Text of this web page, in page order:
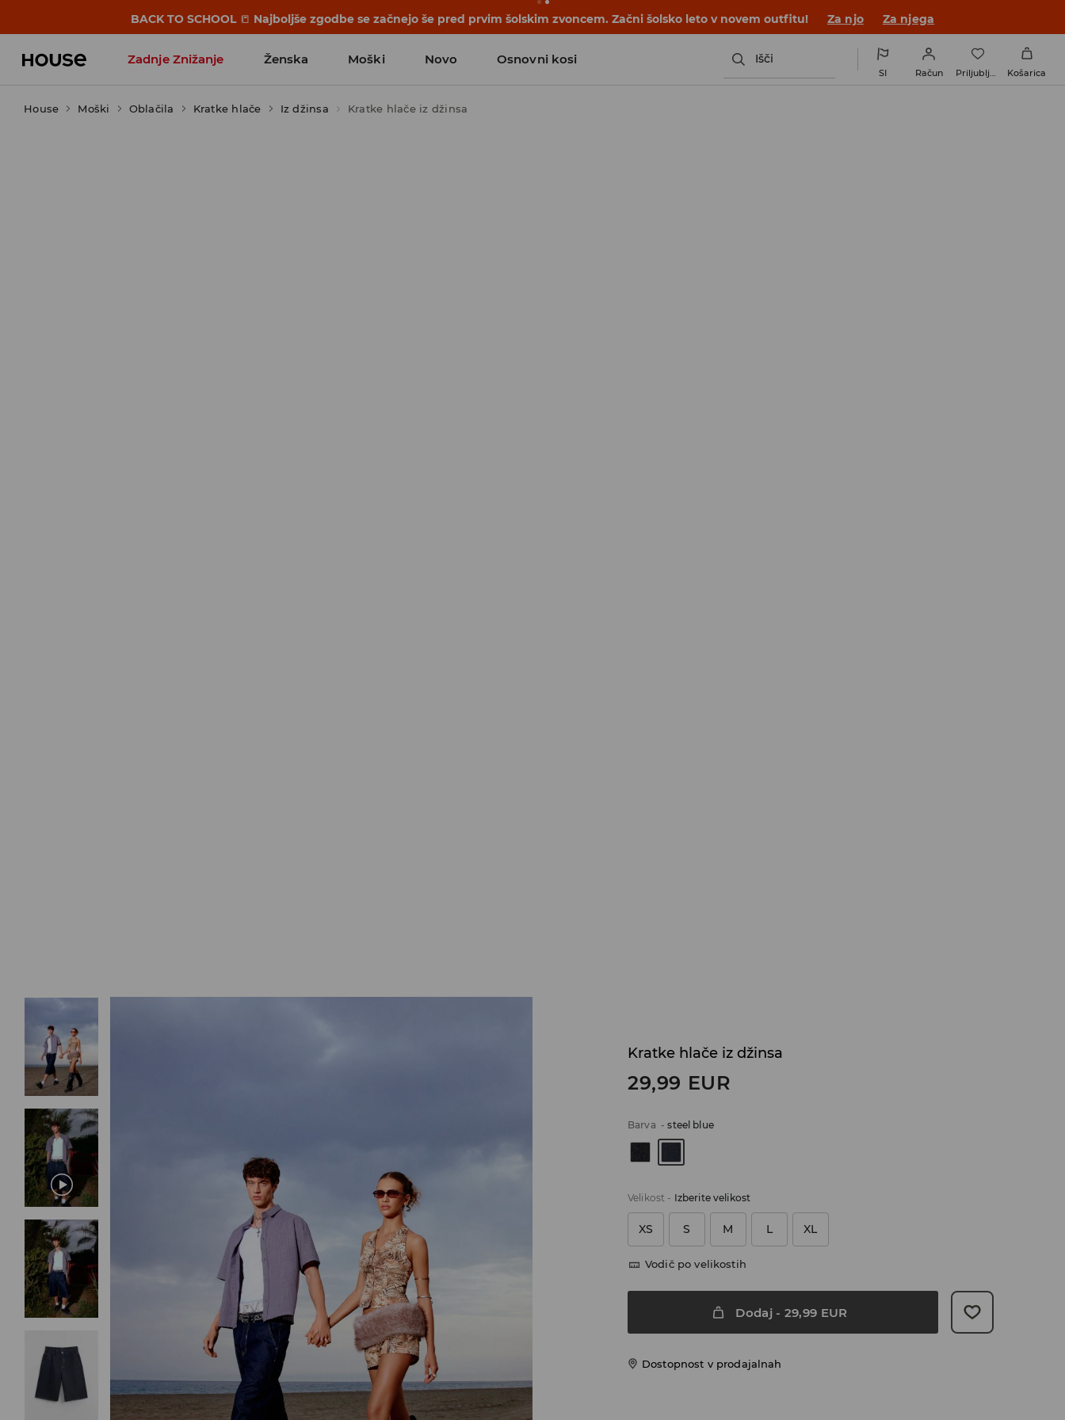
BACK TO SCHOOL 📒 Najboljše zgodbe se začnejo še pred prvim šolskim zvoncem. Začni šolsko leto v novem outfitu! Za njo Za njega
Zadnje Znižanje Ženska Moški Novo Osnovni kosi
Favoriti vplivnežev
Išči
SI Račun Priljubljene Košarica
House Moški Oblačila Kratke hlače Iz džinsa Kratke hlače iz džinsa
Kratke hlače iz džinsa
29,99 EUR
Barva -steel blue
Velikost - Izberite velikost
XS S M L XL
Vodič po velikostih
Dodaj- 29,99 EUR
Dostopnost v prodajalnah